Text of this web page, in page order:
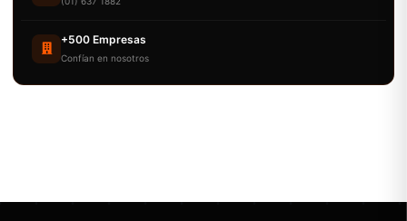
+500 Empresas
Confían en nosotros